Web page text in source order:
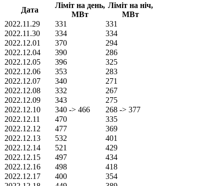
Дата
Ліміт на день,
МВт
Ліміт на ніч,
МВт
2022.11.29
331
331
2022.11.30
334
334
2022.12.01
370
294
2022.12.04
390
286
2022.12.05
396
325
2022.12.06
353
283
2022.12.07
340
271
2022.12.08
332
267
2022.12.09
343
275
2022.12.10
340 -> 466
268 -> 377
2022.12.11
470
335
2022.12.12
477
369
2022.12.13
532
401
2022.12.14
521
429
2022.12.15
497
434
2022.12.16
498
418
2022.12.17
400
354